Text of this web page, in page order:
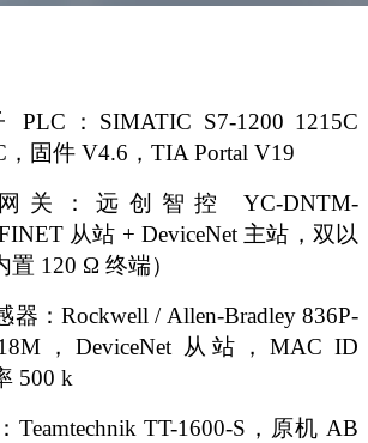
PLC：SIMATIC S7-1200 1215C
，固件 V4.6，TIA Portal V19
关：远创智控
YC-DNTM-
从站 + DeviceNet 主站，双以
置 120 Ω 终端）
器：Rockwell / Allen-Bradley 836P-
，DeviceNet 从站，MAC ID
500 k
Teamtechnik TT-1600-S，原机 AB